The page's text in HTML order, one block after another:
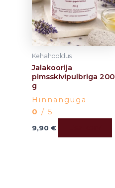
Kehahooldus
Jalakoorija
pimsskivipulbriga 200
g
Hinnanguga
0 / 5
9,90 €